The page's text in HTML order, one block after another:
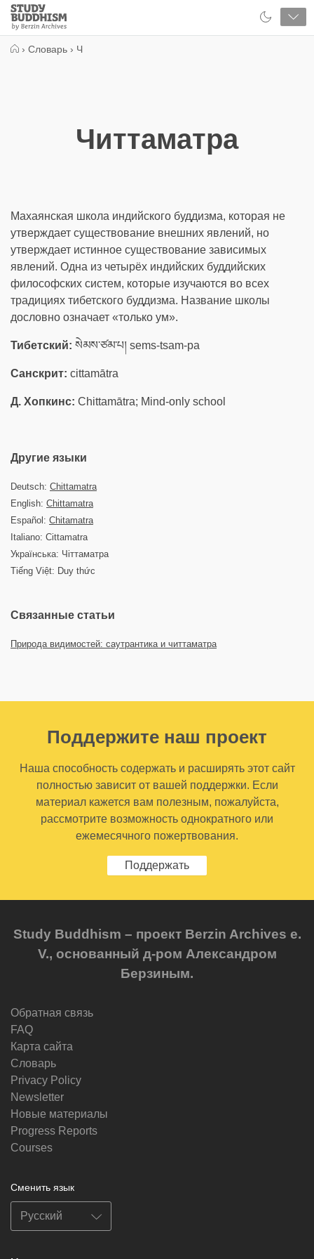
Close
Study
Buddhism
› Словарь › Ч
Читтаматра
Махаянская школа индийского буддизма, которая не
утверждает существование внешних явлений, но
утверждает истинное существование зависимых
явлений. Одна из четырёх индийских буддийских
философских систем, которые изучаются во всех
традициях тибетского буддизма. Название школы
дословно означает «только ум».
Тибетский: སེམས་ཙམ་པ། sems-tsam-pa
Санскрит: cittamātra
Д. Хопкинс: Chittamātra; Mind-only school
Другие языки
Deutsch: Chittamatra
English: Chittamatra
Español: Chitamatra
Italiano: Cittamatra
Українська: Чіттаматра
Tiếng Việt: Duy thức
Связанные статьи
Природа видимостей: саутрантика и читтаматра
Поддержите наш проект
Наша способность содержать и расширять этот сайт
полностью зависит от вашей поддержки. Если
материал кажется вам полезным, пожалуйста,
рассмотрите возможность однократного или
ежемесячного пожертвования.
Поддержать
Study Buddhism – проект Berzin Archives e.
V., основанный д-ром Александром
Берзиным.
Обратная связь
FAQ
Карта сайта
Словарь
Privacy Policy
Newsletter
Новые материалы
Progress Reports
Courses
Сменить язык